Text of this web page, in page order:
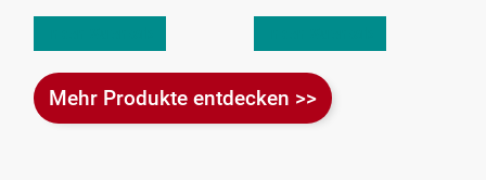
Mehr Produkte entdecken >>